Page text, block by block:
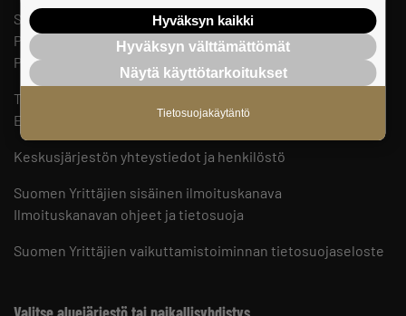
Suomen Yrittäjät
PL 999, 00101 HELSINKI
Puhelinvaihde 09 229 221
Tietosuojaseloste ja evästeet
Evästeasetukset
Keskusjärjestön yhteystiedot ja henkilöstö
Suomen Yrittäjien sisäinen ilmoituskanava
Ilmoituskanavan ohjeet ja tietosuoja
Suomen Yrittäjien vaikuttamistoiminnan tietosuojaseloste
Hyväksyn kaikki
Hyväksyn välttämättömät
Näytä käyttötarkoitukset
Tietosuojakäytäntö